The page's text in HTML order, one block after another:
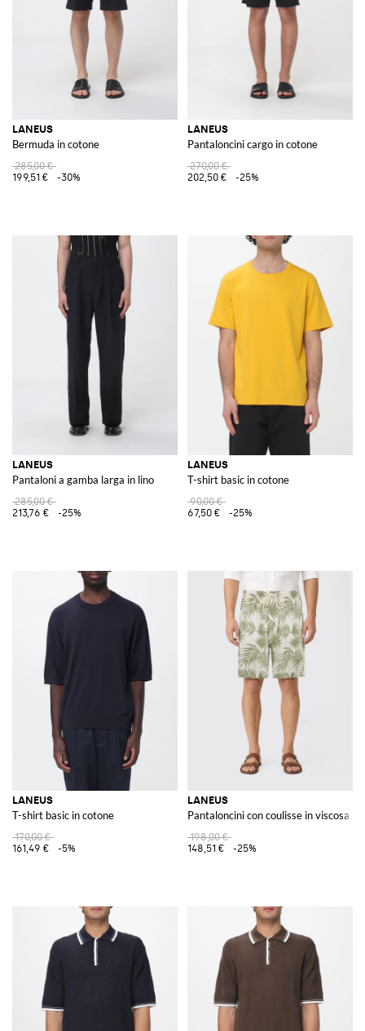
LANEUS
Bermuda in cotone
285,00 €
199,51 €
-30%
LANEUS
Pantaloncini cargo in cotone
270,00 €
202,50 €
-25%
LANEUS
Pantaloni a gamba larga in lino
285,00 €
213,76 €
-25%
LANEUS
T-shirt basic in cotone
90,00 €
67,50 €
-25%
LANEUS
T-shirt basic in cotone
170,00 €
161,49 €
-5%
LANEUS
Pantaloncini con coulisse in viscosa
198,00 €
148,51 €
-25%